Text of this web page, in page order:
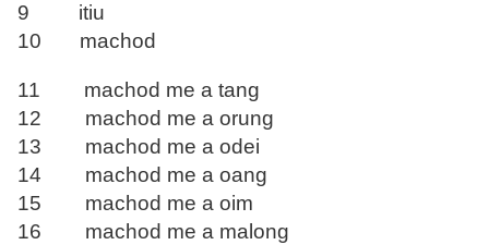
9 itiu
10 machod
11 machod me a tang
12 machod me a orung
13 machod me a odei
14 machod me a oang
15 machod me a oim
16 machod me a malong